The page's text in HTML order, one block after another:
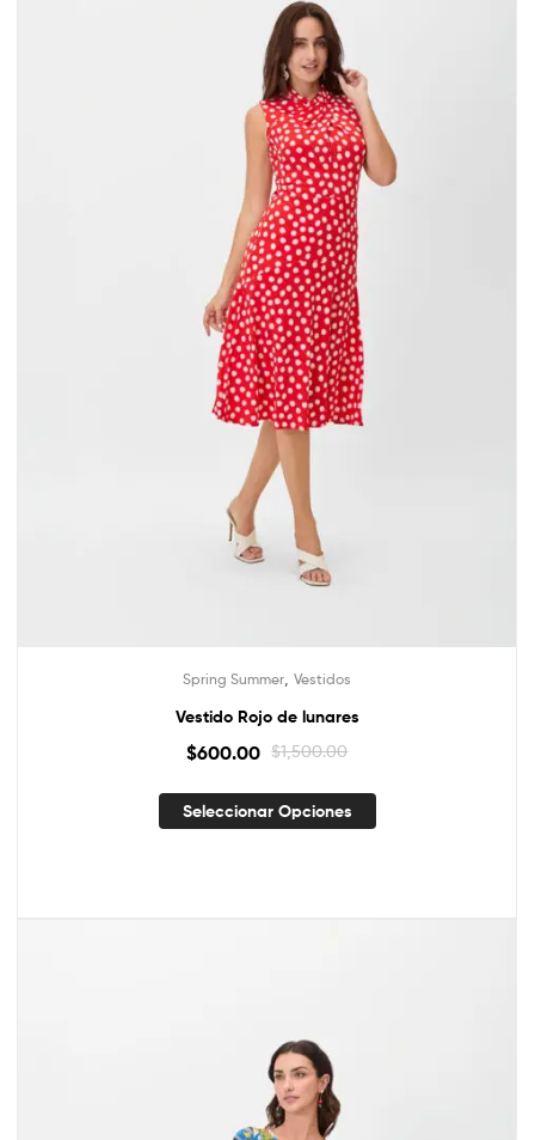
Spring Summer Vestidos
Vestido Rojo de lunares
$1,500.00
$600.00
Seleccionar Opciones